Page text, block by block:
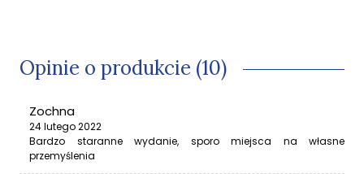
Opinie o produkcie (10)
Zochna
24 lutego 2022
Bardzo staranne wydanie, sporo miejsca na własne
przemyślenia